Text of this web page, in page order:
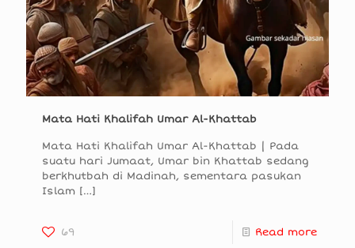
Mata Hati Khalifah Umar Al-Khattab
Mata Hati Khalifah Umar Al-Khattab | Pada
suatu hari Jumaat, Umar bin Khattab sedang
berkhutbah di Madinah, sementara pasukan
Islam […]
69 Read more